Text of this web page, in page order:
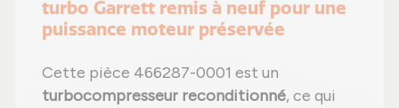
turbo Garrett remis à neuf pour une
puissance moteur préservée
Cette pièce 466287-0001 est un
turbocompresseur reconditionné, ce qui